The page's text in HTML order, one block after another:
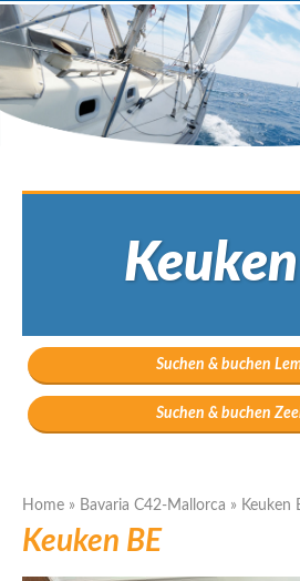
Suchen & buchen
Suchen & buchen
Home » Bavaria C42-Mallorca » Keuken
Keuken BE